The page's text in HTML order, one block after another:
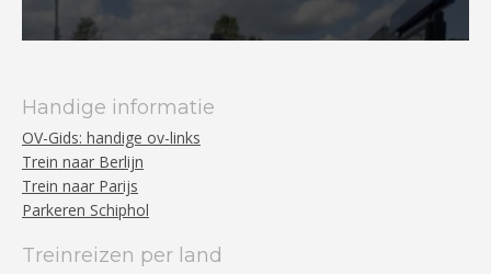
Handige informatie
OV-Gids: handige ov-links
Trein naar Berlijn
Trein naar Parijs
Parkeren Schiphol
Treinreizen per land